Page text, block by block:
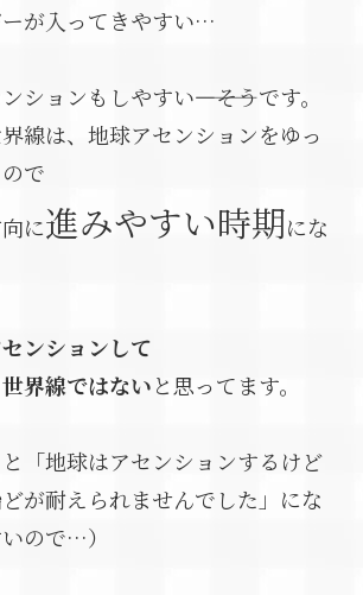
が入ってきやすい…
ションもしやすい――――そうです。
線は、地球アセンションをゆっ
で
に進みやすい時期にな
ンションして
界線ではないと思ってます。
と「地球はアセンションするけど
が耐えられませんでした」にな
ので…）